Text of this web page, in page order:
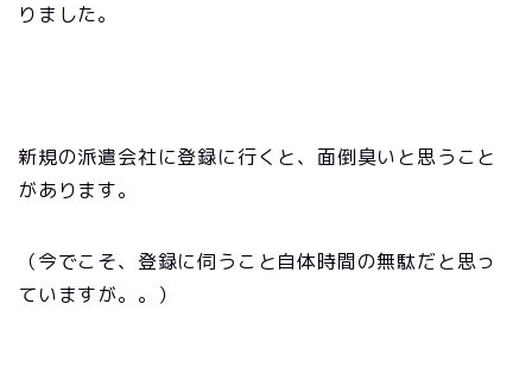
りました。
新規の派遣会社に登録に行くと、面倒臭いと思うこと
があります。
（今でこそ、登録に伺うこと自体時間の無駄だと思っ
ていますが。。）